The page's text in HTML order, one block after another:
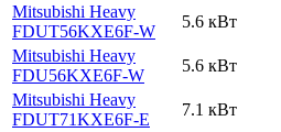
Mitsubishi Heavy
FDUT56KXE6F-W
5.6 кВт
Mitsubishi Heavy
FDU56KXE6F-W
5.6 кВт
Mitsubishi Heavy
FDUT71KXE6F-E
7.1 кВт